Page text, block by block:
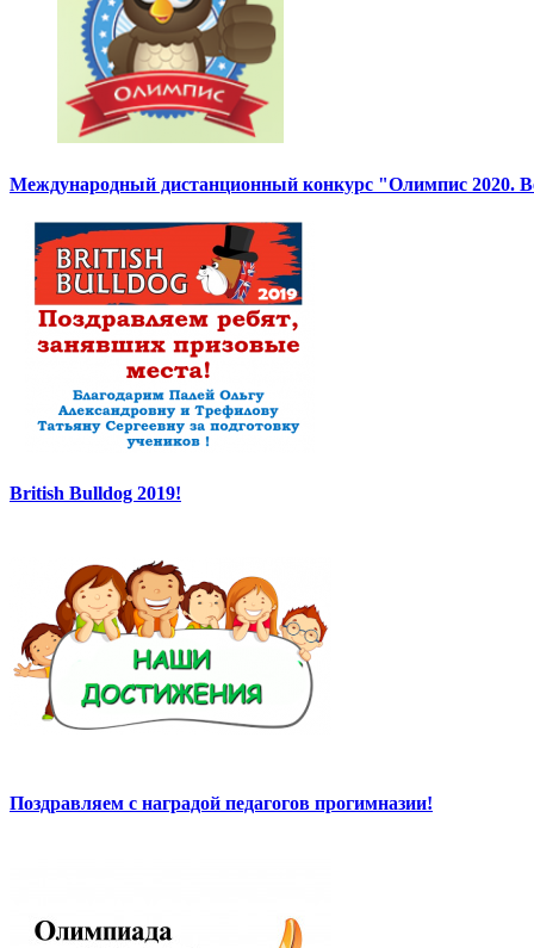
Международный дистанционный конкурс "Олимпис 2020.
British Bulldog 2019!
Поздравляем с наградой педагогов прогимназии!